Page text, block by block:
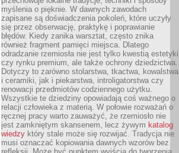
myślenia o pięknie. W dawnych zawodach
zapisane są doświadczenia pokoleń, które uczyły
się przez obserwację, praktykę i poprawianie
błędów. Kiedy zanika warsztat, często znika
również fragment pamięci miejsca. Dlatego
odradzanie rzemiosła nie jest tylko kwestią estetyki
czy rynku premium, ale także ochrony dziedzictwa.
Dotyczy to zarówno stolarstwa, tkactwa, kowalstwa
i ceramiki, jak i piekarstwa, introligatorstwa czy
renowacji przedmiotów codziennego użytku.
Wszystkie te dziedziny opowiadają coś ważnego o
relacji człowieka z materią. W połowie rozważań o
ręcznej pracy warto zauważyć, że rzemiosło nie
jest zamkniętym skansenem, lecz żywym katalog
wiedzy który stale może się rozwijać. Tradycja nie
musi oznaczać kopiowania dawnych wzorów bez